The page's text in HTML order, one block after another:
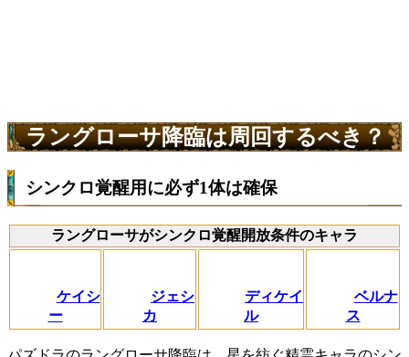
ラングローサ降臨は周回するべき？
シンクロ覚醒用に必ず1体は確保
ラングローサがシンクロ覚醒開放条件のキャラ
ケイシ
ー
ジェシ
カ
ディケイ
ル
ベルナ
ス